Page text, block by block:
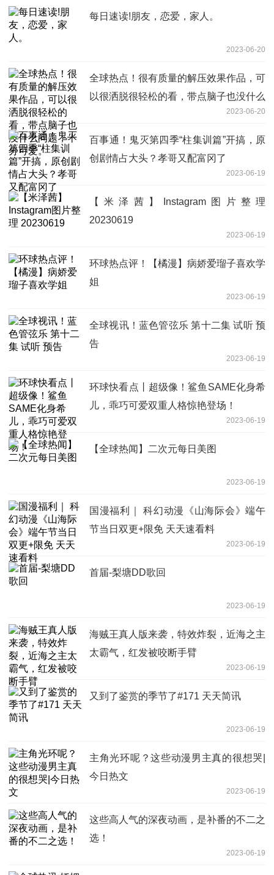
每日速读!朋友，恋爱，家人。
2023-06-20
全球热点！很有质量的解压效果作品，可
以很洒脱很轻松的看，带点脑子也没什么
2023-06-20
百事通！鬼灭第四季“柱集训篇”开搞，原
创剧情占大头？孝哥又配富冈了
2023-06-19
【米泽茜】Instagram图片整理
20230619
2023-06-19
环球热点评！【橘漫】病娇爱瑠子喜欢学
姐
2023-06-19
全球视讯！蓝色管弦乐 第十二集 试听 预
告
2023-06-19
环球快看点丨超级像！鲨鱼SAME化身希
儿，乖巧可爱双重人格惊艳登场！
2023-06-19
【全球热闻】二次元每日美图
2023-06-19
国漫福利｜ 科幻动漫《山海际会》端午
节当日双更+限免 天天速看料
2023-06-19
首届-梨塘DD歌回
2023-06-19
海贼王真人版来袭，特效炸裂，近海之主
太霸气，红发被咬断手臂
2023-06-19
又到了鉴赏的季节了#171 天天简讯
2023-06-19
主角光环呢？这些动漫男主真的很想哭|
今日热文
2023-06-19
这些高人气的深夜动画，是补番的不二之
选！
2023-06-19